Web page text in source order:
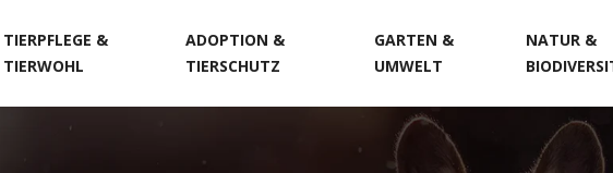
TIERPFLEGE &
TIERWOHL
ADOPTION &
TIERSCHUTZ
GARTEN &
UMWELT
NATUR &